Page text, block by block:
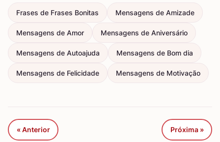
Frases de Frases Bonitas Mensagens de Amizade
Mensagens de Amor Mensagens de Aniversário
Mensagens de Autoajuda Mensagens de Bom dia
Mensagens de Felicidade Mensagens de Motivação
« Anterior Próxima »